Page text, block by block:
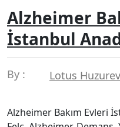
Alzheimer
İstanbul
By : Lotus
Alzheimer Bakım Evleri